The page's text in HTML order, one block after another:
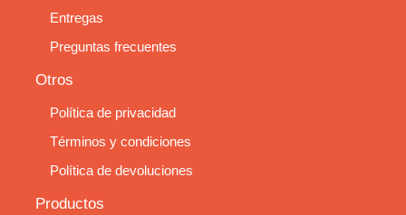
Entregas
Preguntas frecuentes
Otros
Política de privacidad
Términos y condiciones
Política de devoluciones
Productos